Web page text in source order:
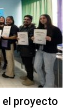
el proyecto